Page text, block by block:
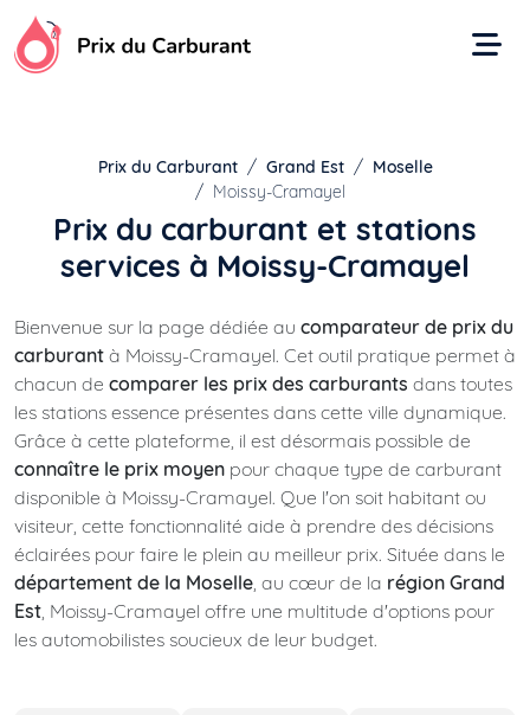
Aller
au
contenu
Prix du Carburant Grand Est
Moselle
Moissy-Cramayel
Prix du carburant et stations
services à Moissy-Cramayel
Bienvenue sur la page dédiée au comparateur de prix du
carburant à Moissy-Cramayel. Cet outil pratique permet à
chacun de comparer les prix des carburants dans toutes
les stations essence présentes dans cette ville dynamique.
Grâce à cette plateforme, il est désormais possible de
connaître le prix moyen pour chaque type de carburant
disponible à Moissy-Cramayel. Que l'on soit habitant ou
visiteur, cette fonctionnalité aide à prendre des décisions
éclairées pour faire le plein au meilleur prix. Située dans le
département de la Moselle, au cœur de la région Grand
Est, Moissy-Cramayel offre une multitude d'options pour
les automobilistes soucieux de leur budget.